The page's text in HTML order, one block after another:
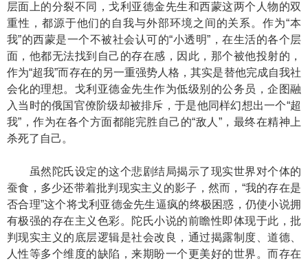
层面上的分裂不同，戈利亚德金先生和西蒙这两个人物的双
重性，都源于他们的自我与外部环境之间的关系。作为“本
我”的西蒙是一个不被社会认可的“小透明”，在生活的各个层
面，他都无法找到自己的存在感，因此，那个被他投射的，
作为“超我”而存在的另一重强势人格，其实是替他完成自我社
会化的理想。戈利亚德金先生作为低级别的公务员，企图融
入当时的俄国官僚阶级却被排斥，于是他同样幻想出一个“超
我”，作为在各个方面都能完胜自己的“敌人”，最终在精神上
杀死了自己。
虽然陀氏设定的这个悲剧结局揭示了现实世界对个体的
蚕食，多少还带着批判现实主义的影子，然而，“我的存在是
否合理”这个将戈利亚德金先生逼疯的终极困惑，仍使小说拥
有极强的存在主义色彩。陀氏小说的前瞻性即体现于此，批
判现实主义的底层逻辑是社会改良，通过揭露制度、道德、
人性等多个维度的缺陷，来期盼一个更美好的世界。而存在